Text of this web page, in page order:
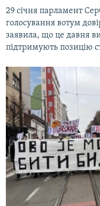
29 січня парламент
голосування вотум
заявила, що це давня
підтримують позицію